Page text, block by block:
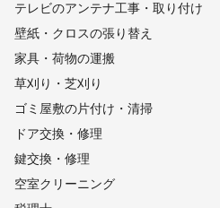
テレビのアンテナ工事・取り付け
壁紙・クロスの張り替え
家具・荷物の運搬
草刈り・芝刈り
ゴミ屋敷の片付け・清掃
ドア交換・修理
鍵交換・修理
空室クリーニング